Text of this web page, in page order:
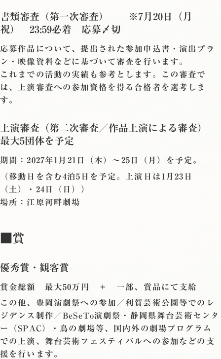
書類審査（第一次審査） ※7月20日（月
祝） 23:59必着 応募〆切
応募作品について、提出された参加申込書・演出プラ
ン・映像資料などに基づいて審査を行います。
これまでの活動の実績も参考とします。この審査で
は、上演審査への参加資格を得る合格者を選考しま
す。
上演審査（第二次審査／作品上演による審査）
最大5団体を予定
期間：2027年1月21日（木）〜25日（月）を予定。
（移動日を含む4泊5日を予定。上演日は1月23日
（土）・24日（日））
場所：江原河畔劇場
■賞
優秀賞・観客賞
賞金総額 最大50万円 ＋ 一部、賞品にて支給
この他、豊岡演劇祭への参加／利賀芸術公園等でのレ
ジデンス制作／BeSeTo演劇祭・静岡県舞台芸術センタ
ー（SPAC）・鳥の劇場等、国内外の劇場プログラム
での上演、舞台芸術フェスティバルへの参加などの支
援を行います。